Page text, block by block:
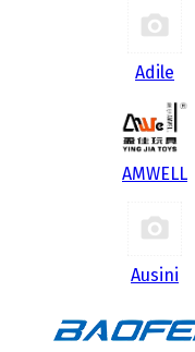
Adile
AMWELL
Ausini